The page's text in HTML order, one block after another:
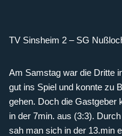
TV Sinsheim 2 – SG
Am Samstag war die Dritte
gut ins Spiel und konnte zu
gehen. Doch die Gastgeber
in der 7min. aus (3:3).
sah man sich in der 13.min